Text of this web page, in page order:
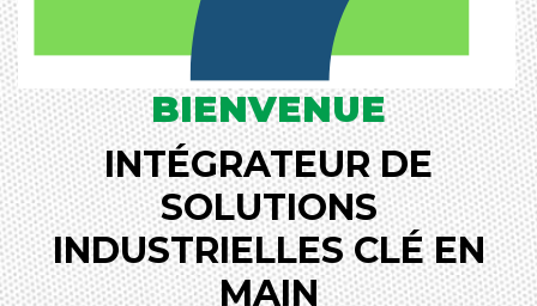
BIENVENUE
INTÉGRATEUR DE
SOLUTIONS
INDUSTRIELLES CLÉ EN
MAIN